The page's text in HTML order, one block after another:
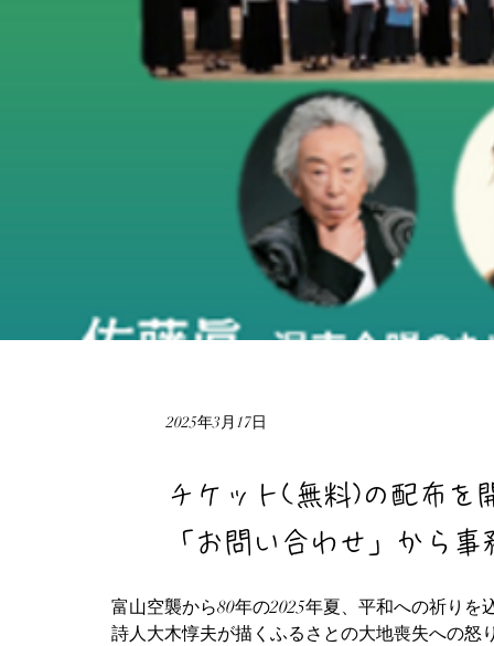
2025年3月17日
チケット(無料)の配布を
「お問い合わせ」から
富山空襲から80年の2025年夏、平和への祈り
詩人大木惇夫が描くふるさとの大地喪失への